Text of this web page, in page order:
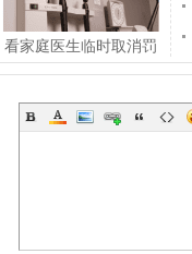
看家庭医生临时取消罚
$100！网友：合理收费